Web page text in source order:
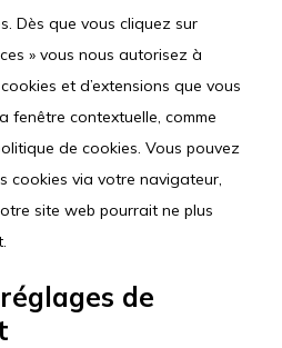
Dès que vous cliquez sur
» vous nous autorisez à
et d’extensions que vous
fenêtre contextuelle, comme
de cookies. Vous pouvez
cookies via votre navigateur,
site web pourrait ne plus
de